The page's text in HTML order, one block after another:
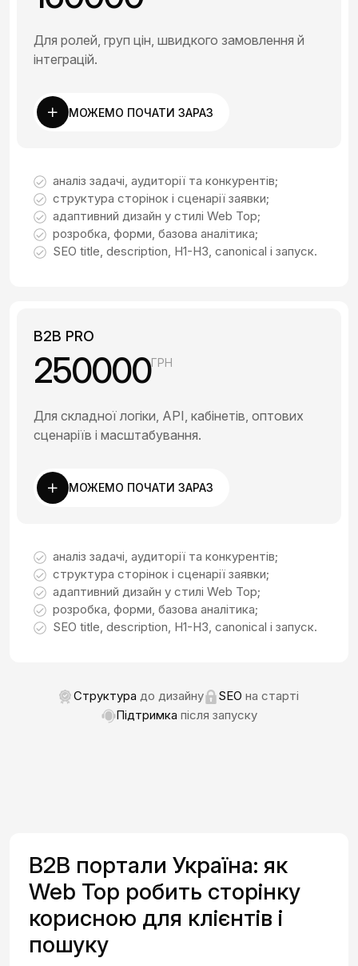
Для ролей, груп цін, швидкого замовлення й
інтеграцій.
МОЖЕМО ПОЧАТИ ЗАРАЗ
аналіз задачі, аудиторії та конкурентів;
структура сторінок і сценарії заявки;
адаптивний дизайн у стилі Web Top;
розробка, форми, базова аналітика;
SEO title, description, H1-H3, canonical і запуск.
B2B PRO
250000ГРН
Для складної логіки, API, кабінетів, оптових
сценаріїв і масштабування.
МОЖЕМО ПОЧАТИ ЗАРАЗ
аналіз задачі, аудиторії та конкурентів;
структура сторінок і сценарії заявки;
адаптивний дизайн у стилі Web Top;
розробка, форми, базова аналітика;
SEO title, description, H1-H3, canonical і запуск.
Структура до дизайну SEO на старті
Підтримка після запуску
B2B портали Україна: як
Web Top робить сторінку
корисною для клієнтів і
пошуку